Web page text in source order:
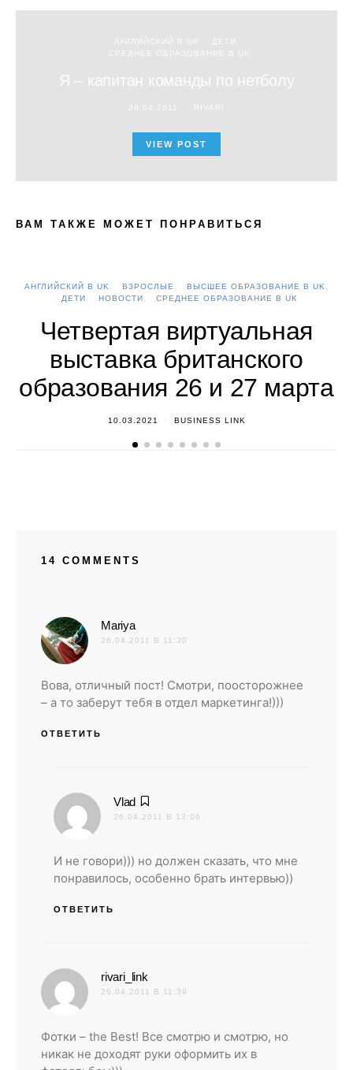
АНГЛИЙСКИЙ В UK
ДЕТИ
СРЕДНЕЕ ОБРАЗОВАНИЕ В UK
Я – капитан команды по нетболу
29.04.2011 RIVARI
VIEW POST
ВАМ ТАКЖЕ МОЖЕТ ПОНРАВИТЬСЯ
АНГЛИЙСКИЙ В UK ВЗРОСЛЫЕ
ВЫСШЕЕ ОБРАЗОВАНИЕ В UK
ДЕТИ
НОВОСТИ СРЕДНЕЕ ОБРАЗОВАНИЕ В UK
Четвертая виртуальная
выставка британского
образования 26 и 27 марта
10.03.2021 BUSINESS LINK
14 COMMENTS
Mariya:
26.04.2011 В 11:30
Вова, отличный пост! Смотри, поосторожнее
– а то заберут тебя в отдел маркетинга!)))
ОТВЕТИТЬ
Vlad
26.04.2011 В 13:06
И не говори))) но должен сказать, что мне
понравилось, особенно брать интервью))
ОТВЕТИТЬ
rivari_link
26.04.2011 В 11:39
Фотки – the Best! Все смотрю и смотрю, но
никак не доходят руки оформить их в